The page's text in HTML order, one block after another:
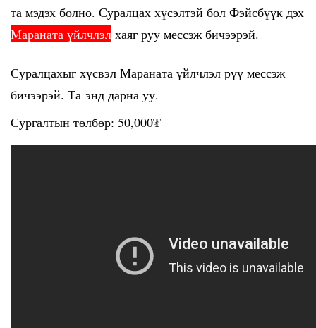
та мэдэх болно. Суралцах хүсэлтэй бол Фэйсбүүк дэх
Мараната үйлчлэл хаяг руу мессэж бичээрэй.
Суралцахыг хүсвэл Мараната үйлчлэл рүү мессэж
бичээрэй. Та энд дарна уу.
Сургалтын төлбөр: 50,000₮